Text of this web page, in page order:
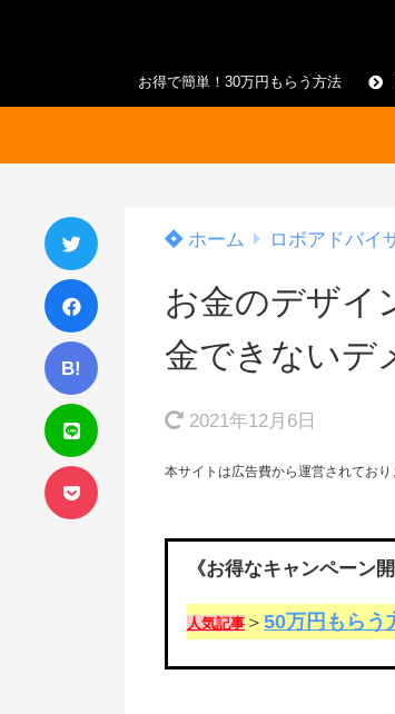
お得で簡単！30万円もらう方法
B!
ホーム ロボアドバイ
お金のデザイ
金できないデ
2021年12月6日
本サイトは広告費から運営されており
《お得なキャンペーン開
人気記事 ＞ 50万円もらう